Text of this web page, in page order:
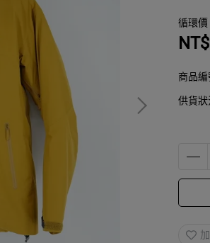
循環價
商品編
供貨狀